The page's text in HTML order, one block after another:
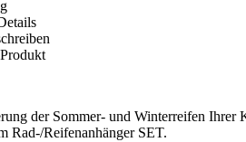
der Sommer- und Winterreifen
Rad-/Reifenanhänger SET.